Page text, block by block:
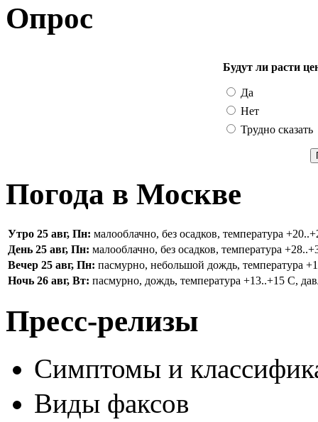
Опрос
Будут ли расти
Да
Нет
Трудно сказать
Погода в Москве
Утро 25 авг, Пн: малооблачно, без осадков, температура
День 25 авг, Пн: малооблачно, без осадков, температура
Вечер 25 авг, Пн: пасмурно, небольшой дождь, температура
Ночь 26 авг, Вт: пасмурно, дождь, температура +13..+15 С,
Пресс-релизы
Симптомы и
Виды факсов